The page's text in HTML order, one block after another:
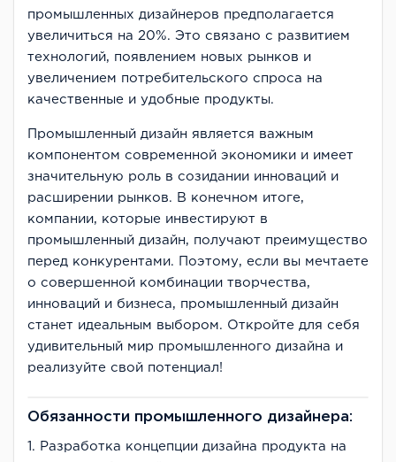
промышленных дизайнеров предполагается
увеличиться на 20%. Это связано с развитием
технологий, появлением новых рынков и
увеличением потребительского спроса на
качественные и удобные продукты.
Промышленный дизайн является важным
компонентом современной экономики и имеет
значительную роль в созидании инноваций и
расширении рынков. В конечном итоге,
компании, которые инвестируют в
промышленный дизайн, получают преимущество
перед конкурентами. Поэтому, если вы мечтаете
о совершенной комбинации творчества,
инноваций и бизнеса, промышленный дизайн
станет идеальным выбором. Откройте для себя
удивительный мир промышленного дизайна и
реализуйте свой потенциал!
Обязанности промышленного дизайнера:
1. Разработка концепции дизайна продукта на